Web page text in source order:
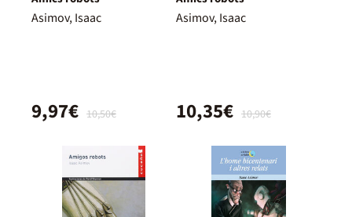
Asimov, Isaac
10,50€
9,97€
Asimov, Isaac
10,90€
10,35€